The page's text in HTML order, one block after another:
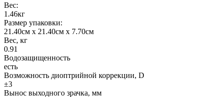
Вес:
1.46кг
Размер упаковки:
21.40см x 21.40см x 7.70см
Вес, кг
0.91
Водозащищенность
есть
Возможность диоптрийной коррекции, D
±3
Вынос выходного зрачка, мм